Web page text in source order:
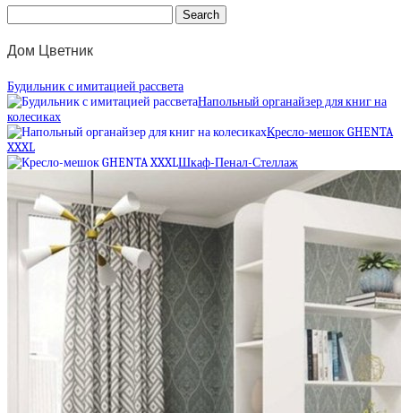
Дом Цветник
Будильник с имитацией рассвета
Напольный органайзер для книг на
колесиках
Кресло-мешок GHENTA
XXXL
Шкаф-Пенал-Стеллаж